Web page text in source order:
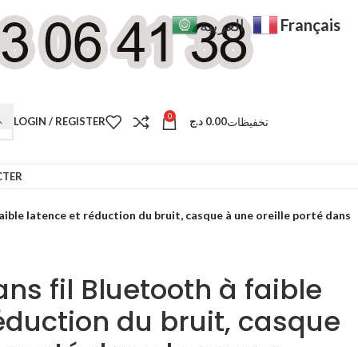
LOGIN / REGISTER 0 0.00 د.ج تخفيظات
latence et réduction du bruit, casque à une oreille porté dans
fil Bluetooth à faible
du bruit, casque
العربية Français